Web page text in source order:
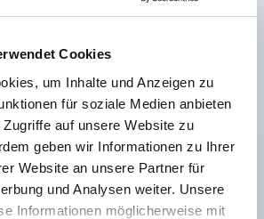
Cookies
um Inhalte und Anzeigen zu
für soziale Medien anbieten
auf unsere Website zu
geben wir Informationen zu Ihrer
Website an unsere Partner für
und Analysen weiter. Unsere
Informationen möglicherweise mit
usw. verwendet werden kann,
vergoldeten Kontakten, die für
geeignet sind.
beträgt mindestens 1400